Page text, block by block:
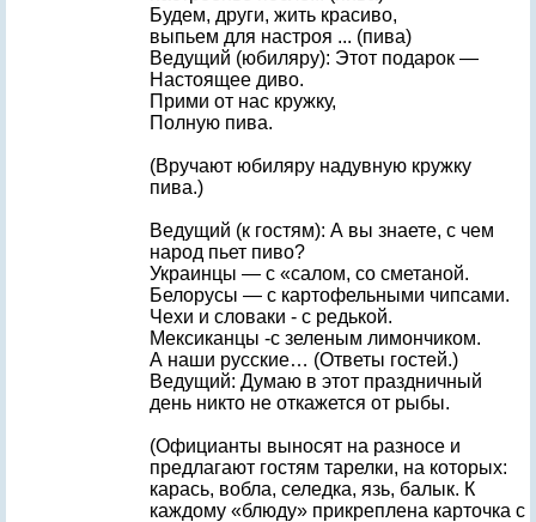
Будем, други, жить красиво,
выпьем для настроя ... (пива)
Ведущий (юбиляру): Этот подарок —
Настоящее диво.
Прими от нас кружку,
Полную пива.
(Вручают юбиляру надувную кружку
пива.)
Ведущий (к гостям): А вы знаете, с чем
народ пьет пиво?
Украинцы — с «салом, со сметаной.
Белорусы — с картофельными чипсами.
Чехи и словаки - с редькой.
Мексиканцы -с зеленым лимончиком.
А наши русские… (Ответы гостей.)
Ведущий: Думаю в этот праздничный
день никто не откажется от рыбы.
(Официанты выносят на разносе и
предлагают гостям тарелки, на которых:
карась, вобла, селедка, язь, балык. К
каждому «блюду» прикреплена карточка с